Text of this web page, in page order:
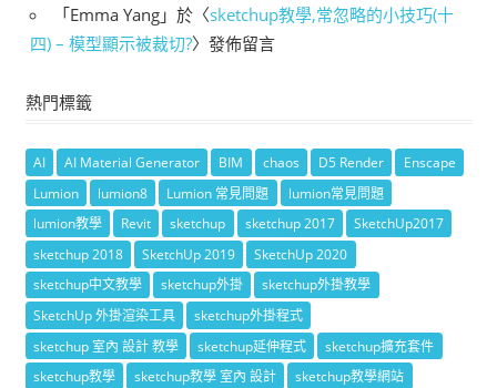
「Emma Yang 」於〈sketchup教學,常忽略的小技巧(十
四) – 模型顯示被裁切?〉發佈留言
熱門標籤
AI AI Material Generator BIM chaos D5 Render
Enscape
Lumion
lumion8 Lumion 常見問題
lumion常見問題
lumion教學
Revit sketchup sketchup 2017
SketchUp2017
sketchup 2018
SketchUp 2019
SketchUp 2020
sketchup中文教學
sketchup外掛
sketchup外掛教學
SketchUp 外掛渲染工具
sketchup外掛程式
sketchup 室內 設計 教學
sketchup延伸程式
sketchup擴充套件
sketchup教學
sketchup教學 室內 設計
sketchup教學網站